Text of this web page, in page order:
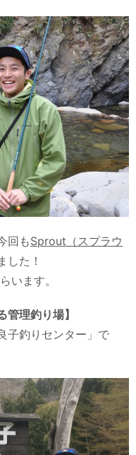
回もSprout（スプラウ
した！
います。
管理釣り場】
子釣りセンター」で